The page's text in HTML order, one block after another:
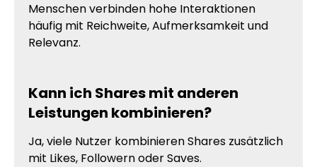
Menschen verbinden hohe Interaktionen
häufig mit Reichweite, Aufmerksamkeit und
Relevanz.
Kann ich Shares mit anderen
Leistungen kombinieren?
Ja, viele Nutzer kombinieren Shares zusätzlich
mit Likes, Followern oder Saves.